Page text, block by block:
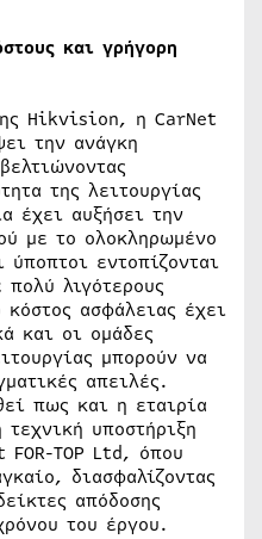
και γρήγορη
Hikvision, η CarNet
την ανάγκη
της λειτουργίας
έχει αυξήσει την
με το ολοκληρωμένο
εντοπίζονται
λιγότερους
ασφάλειας έχει
και οι ομάδες
μπορούν να
απειλές.
πως και η εταιρία
υποστήριξη
FOR-TOP Ltd, όπου
διασφαλίζοντας
απόδοσης
του έργου.